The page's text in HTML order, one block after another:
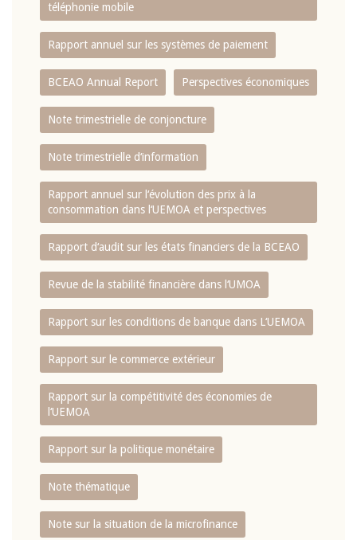
téléphonie mobile
Rapport annuel sur les systèmes de paiement
BCEAO Annual Report Perspectives économiques
Note trimestrielle de conjoncture
Note trimestrielle d‘information
Rapport annuel sur l‘évolution des prix à la
consommation dans l‘UEMOA et perspectives
Rapport d‘audit sur les états financiers de la BCEAO
Revue de la stabilité financière dans l‘UMOA
Rapport sur les conditions de banque dans L‘UEMOA
Rapport sur le commerce extérieur
Rapport sur la compétitivité des économies de
l‘UEMOA
Rapport sur la politique monétaire
Note thématique
Note sur la situation de la microfinance